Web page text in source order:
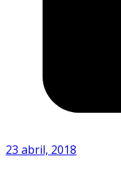
23 abril, 2018